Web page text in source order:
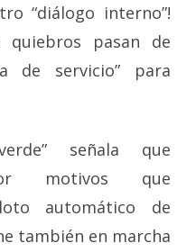
“diálogo interno”!
quiebros pasan de
de servicio” para
señala que
motivos que
automático de
también en marcha